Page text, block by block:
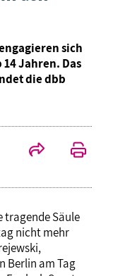
sich
Jahren. Das
die dbb
tragende Säule
nicht mehr
Berlin am Tag